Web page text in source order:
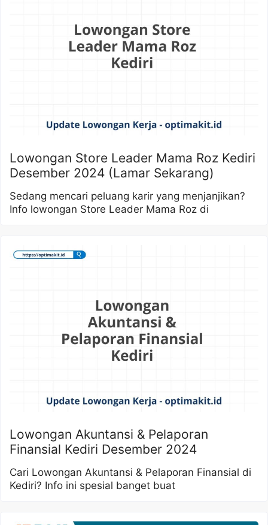
Lowongan Store Leader Mama Roz Kediri
Desember 2024 (Lamar Sekarang)
Sedang mencari peluang karir yang menjanjikan?
Info lowongan Store Leader Mama Roz di
Lowongan Akuntansi & Pelaporan
Finansial Kediri Desember 2024
Cari Lowongan Akuntansi & Pelaporan Finansial di
Kediri? Info ini spesial banget buat